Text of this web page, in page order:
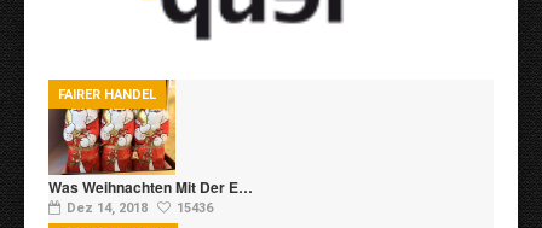
Was Weihnachten Mit Der E…
Dez 14, 2018 15436
FAIRER HANDEL